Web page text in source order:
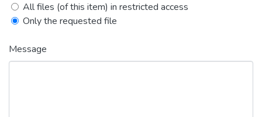
All files (of this item) in restricted access
Only the requested file
Message